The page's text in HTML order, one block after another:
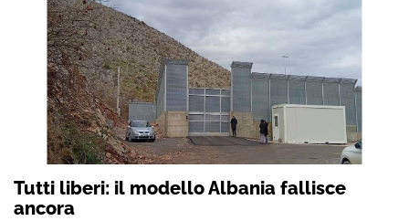
Tutti liberi: il modello Albania fallisce
ancora